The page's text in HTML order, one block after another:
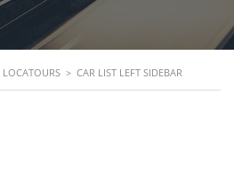
> CAR LIST LEFT SIDEBAR